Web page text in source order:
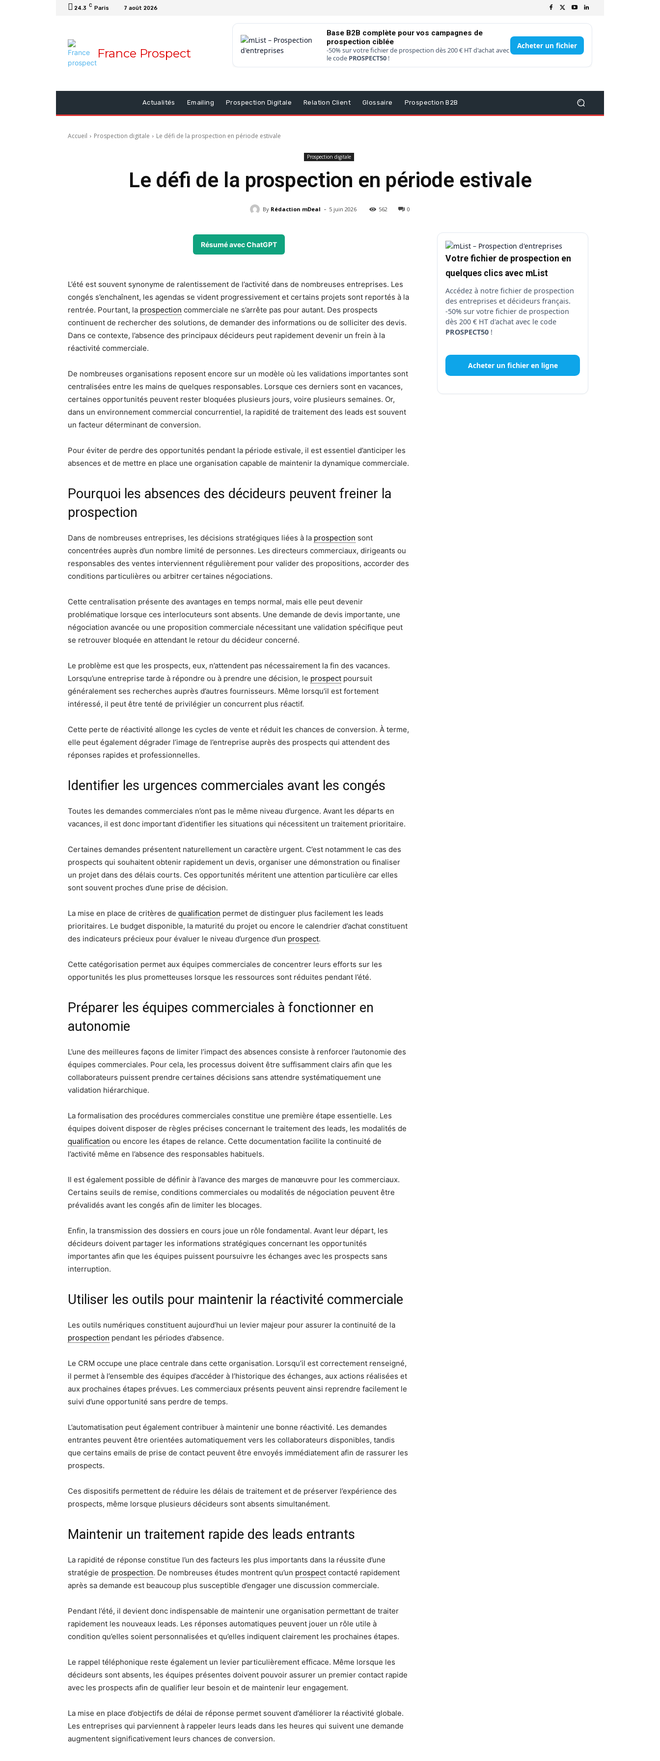
24.3 C Paris 7 août 2026
France Prospect
Base B2B complète pour vos campagnes de
prospection ciblée
-50% sur votre fichier de prospection dès 200 € HT d'achat avec
le code PROSPECT50!
Acheter un fichier
Actualités Emailing Prospection Digitale Relation Client Glossaire Prospection B2B
Accueil Prospection digitale Le défi de la prospection en période estivale
Prospection digitale
Le défi de la prospection en période estivale
By Rédaction mDeal - 5 juin 2026 562 0
Résumé avec ChatGPT
L’été est souvent synonyme de ralentissement de l’activité dans de nombreuses entreprises. Les
congés s’enchaînent, les agendas se vident progressivement et certains projets sont reportés à la
rentrée. Pourtant, la prospection commerciale ne s’arrête pas pour autant. Des prospects
continuent de rechercher des solutions, de demander des informations ou de solliciter des devis.
Dans ce contexte, l’absence des principaux décideurs peut rapidement devenir un frein à la
réactivité commerciale.
De nombreuses organisations reposent encore sur un modèle où les validations importantes sont
centralisées entre les mains de quelques responsables. Lorsque ces derniers sont en vacances,
certaines opportunités peuvent rester bloquées plusieurs jours, voire plusieurs semaines. Or,
dans un environnement commercial concurrentiel, la rapidité de traitement des leads est souvent
un facteur déterminant de conversion.
Pour éviter de perdre des opportunités pendant la période estivale, il est essentiel d’anticiper les
absences et de mettre en place une organisation capable de maintenir la dynamique commerciale.
Pourquoi les absences des décideurs peuvent freiner la
prospection
Dans de nombreuses entreprises, les décisions stratégiques liées à la prospection sont
concentrées auprès d’un nombre limité de personnes. Les directeurs commerciaux, dirigeants ou
responsables des ventes interviennent régulièrement pour valider des propositions, accorder des
conditions particulières ou arbitrer certaines négociations.
Cette centralisation présente des avantages en temps normal, mais elle peut devenir
problématique lorsque ces interlocuteurs sont absents. Une demande de devis importante, une
négociation avancée ou une proposition commerciale nécessitant une validation spécifique peut
se retrouver bloquée en attendant le retour du décideur concerné.
Le problème est que les prospects, eux, n’attendent pas nécessairement la fin des vacances.
Lorsqu’une entreprise tarde à répondre ou à prendre une décision, le prospect poursuit
généralement ses recherches auprès d’autres fournisseurs. Même lorsqu’il est fortement
intéressé, il peut être tenté de privilégier un concurrent plus réactif.
Cette perte de réactivité allonge les cycles de vente et réduit les chances de conversion. À terme,
elle peut également dégrader l’image de l’entreprise auprès des prospects qui attendent des
réponses rapides et professionnelles.
Identifier les urgences commerciales avant les congés
Toutes les demandes commerciales n’ont pas le même niveau d’urgence. Avant les départs en
vacances, il est donc important d’identifier les situations qui nécessitent un traitement prioritaire.
Certaines demandes présentent naturellement un caractère urgent. C’est notamment le cas des
prospects qui souhaitent obtenir rapidement un devis, organiser une démonstration ou finaliser
un projet dans des délais courts. Ces opportunités méritent une attention particulière car elles
sont souvent proches d’une prise de décision.
La mise en place de critères de qualification permet de distinguer plus facilement les leads
prioritaires. Le budget disponible, la maturité du projet ou encore le calendrier d’achat constituent
des indicateurs précieux pour évaluer le niveau d’urgence d’un prospect.
Cette catégorisation permet aux équipes commerciales de concentrer leurs efforts sur les
opportunités les plus prometteuses lorsque les ressources sont réduites pendant l’été.
Préparer les équipes commerciales à fonctionner en
autonomie
L’une des meilleures façons de limiter l’impact des absences consiste à renforcer l’autonomie des
équipes commerciales. Pour cela, les processus doivent être suffisamment clairs afin que les
collaborateurs puissent prendre certaines décisions sans attendre systématiquement une
validation hiérarchique.
La formalisation des procédures commerciales constitue une première étape essentielle. Les
équipes doivent disposer de règles précises concernant le traitement des leads, les modalités de
qualification ou encore les étapes de relance. Cette documentation facilite la continuité de
l’activité même en l’absence des responsables habituels.
Il est également possible de définir à l’avance des marges de manœuvre pour les commerciaux.
Certains seuils de remise, conditions commerciales ou modalités de négociation peuvent être
prévalidés avant les congés afin de limiter les blocages.
Enfin, la transmission des dossiers en cours joue un rôle fondamental. Avant leur départ, les
décideurs doivent partager les informations stratégiques concernant les opportunités
importantes afin que les équipes puissent poursuivre les échanges avec les prospects sans
interruption.
Utiliser les outils pour maintenir la réactivité commerciale
Les outils numériques constituent aujourd’hui un levier majeur pour assurer la continuité de la
prospection pendant les périodes d’absence.
Le CRM occupe une place centrale dans cette organisation. Lorsqu’il est correctement renseigné,
il permet à l’ensemble des équipes d’accéder à l’historique des échanges, aux actions réalisées et
aux prochaines étapes prévues. Les commerciaux présents peuvent ainsi reprendre facilement le
suivi d’une opportunité sans perdre de temps.
L’automatisation peut également contribuer à maintenir une bonne réactivité. Les demandes
entrantes peuvent être orientées automatiquement vers les collaborateurs disponibles, tandis
que certains emails de prise de contact peuvent être envoyés immédiatement afin de rassurer les
prospects.
Ces dispositifs permettent de réduire les délais de traitement et de préserver l’expérience des
prospects, même lorsque plusieurs décideurs sont absents simultanément.
Maintenir un traitement rapide des leads entrants
La rapidité de réponse constitue l’un des facteurs les plus importants dans la réussite d’une
stratégie de prospection. De nombreuses études montrent qu’un prospect contacté rapidement
après sa demande est beaucoup plus susceptible d’engager une discussion commerciale.
Pendant l’été, il devient donc indispensable de maintenir une organisation permettant de traiter
rapidement les nouveaux leads. Les réponses automatiques peuvent jouer un rôle utile à
condition qu’elles soient personnalisées et qu’elles indiquent clairement les prochaines étapes.
Le rappel téléphonique reste également un levier particulièrement efficace. Même lorsque les
décideurs sont absents, les équipes présentes doivent pouvoir assurer un premier contact rapide
avec les prospects afin de qualifier leur besoin et de maintenir leur engagement.
La mise en place d’objectifs de délai de réponse permet souvent d’améliorer la réactivité globale.
Les entreprises qui parviennent à rappeler leurs leads dans les heures qui suivent une demande
augmentent significativement leurs chances de conversion.
Votre fichier de prospection en
quelques clics avec mList
Accédez à notre fichier de prospection
des entreprises et décideurs français.
-50% sur votre fichier de prospection
dès 200 € HT d'achat avec le code
PROSPECT50 !
Acheter un fichier en ligne